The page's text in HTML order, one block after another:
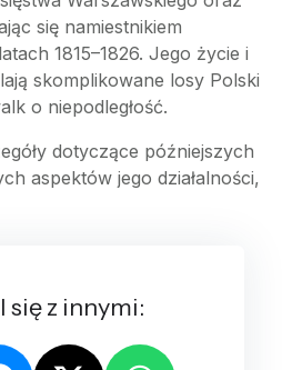
się namiestnikiem
1815–1826. Jego życie i
skomplikowane losy Polski
o niepodległość.
dotyczące późniejszych
aspektów jego działalności,
się z innymi: